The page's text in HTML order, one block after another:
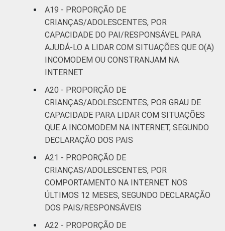
A19 - PROPORÇÃO DE
CRIANÇAS/ADOLESCENTES, POR
CAPACIDADE DO PAI/RESPONSÁVEL PARA
AJUDÁ-LO A LIDAR COM SITUAÇÕES QUE O(A)
INCOMODEM OU CONSTRANJAM NA
INTERNET
A20 - PROPORÇÃO DE
CRIANÇAS/ADOLESCENTES, POR GRAU DE
CAPACIDADE PARA LIDAR COM SITUAÇÕES
QUE A INCOMODEM NA INTERNET, SEGUNDO
DECLARAÇÃO DOS PAIS
A21 - PROPORÇÃO DE
CRIANÇAS/ADOLESCENTES, POR
COMPORTAMENTO NA INTERNET NOS
ÚLTIMOS 12 MESES, SEGUNDO DECLARAÇÃO
DOS PAIS/RESPONSÁVEIS
A22 - PROPORÇÃO DE